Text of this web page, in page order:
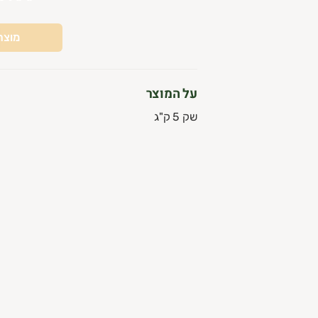
על המוצר
שק 5 ק"ג